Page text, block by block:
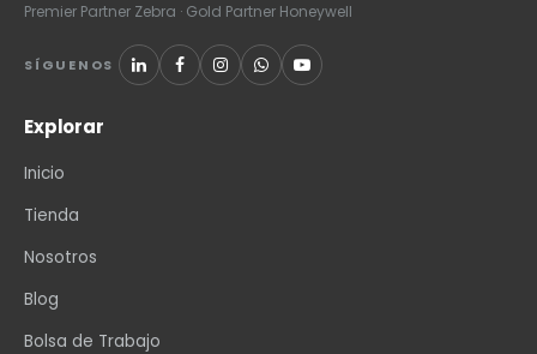
Premier Partner Zebra · Gold Partner Honeywell
SÍGUENOS
Explorar
Inicio
Tienda
Nosotros
Blog
Bolsa de Trabajo